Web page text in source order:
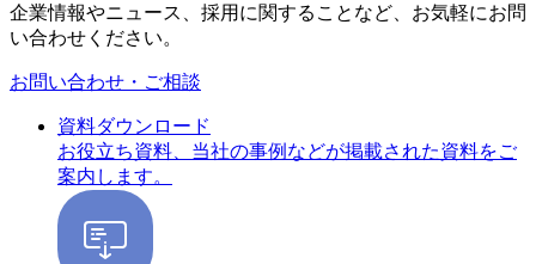
企業情報やニュース、採用に関することなど、お気軽にお問
い合わせください。
お問い合わせ・ご相談
資料ダウンロード
お役立ち資料、当社の事例などが掲載された資料をご
案内します。